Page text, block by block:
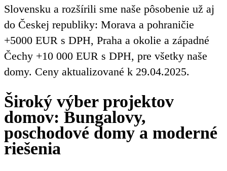
Slovensku a rozšírili sme naše pôsobenie už aj
do Českej republiky: Morava a pohraničie
+5000 EUR s DPH, Praha a okolie a západné
Čechy +10 000 EUR s DPH, pre všetky naše
domy. Ceny aktualizované k 29.04.2025.
Široký výber projektov
domov: Bungalovy,
poschodové domy a moderné
riešenia